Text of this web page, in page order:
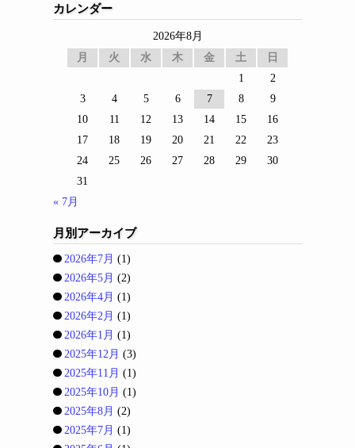
カレンダー
2026年8月
月
火 水 木 金 土
日
1
2
3
4 5 6 7 8
9
10
11 12 13 14 15
16
17
18 19 20 21 22
23
24
25 26 27 28 29
30
31
« 7月
月別アーカイブ
2026年7月 (1)
2026年5月 (2)
2026年4月 (1)
2026年2月 (1)
2026年1月 (1)
2025年12月 (3)
2025年11月 (1)
2025年10月 (1)
2025年8月 (2)
2025年7月 (1)